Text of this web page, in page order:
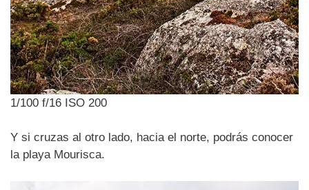
1/100 f/16 ISO 200
Y si cruzas al otro lado, hacia el norte, podrás conocer
la playa Mourisca.